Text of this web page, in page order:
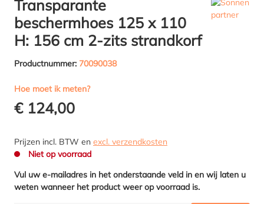
Transparante
beschermhoes 125 x 110
H: 156 cm 2-zits strandkorf
Productnummer: 70090038
Hoe moet ik meten?
€ 124,00
Prijzen incl. BTW en excl. verzendkosten
Niet op voorraad
Vul uw e-mailadres in het onderstaande veld in en wij laten u
weten wanneer het product weer op voorraad is.